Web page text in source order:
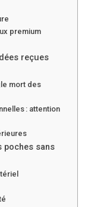
premium
reçues
mort des
: attention
poches sans